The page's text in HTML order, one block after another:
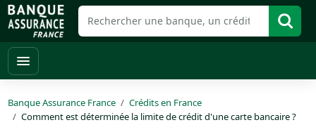
Banque Assurance France
Crédits en France
Comment est déterminée la limite de crédit d'une carte bancaire ?